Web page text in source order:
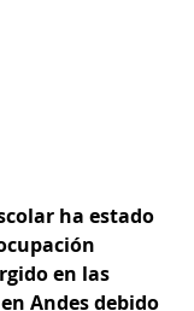
ha estado
en las
Andes debido